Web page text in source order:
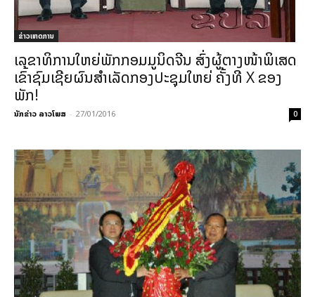
ຂ່າວເຫດການ
ເລຂາທິການໃຫຍ່ພັກກອມມູນິດຈີນ ສົ່ງຜູ້ຕາງໜ້າພິເສດ
ເຂົ້າຊົມເຊີຍຜົນສຳເລັດກອງປະຊຸມໃຫຍ່ ຄັ້ງທີ X ຂອງ
ພັກ!
ນັກຂ່າວ ລາວໂພສ - 27/01/2016 0